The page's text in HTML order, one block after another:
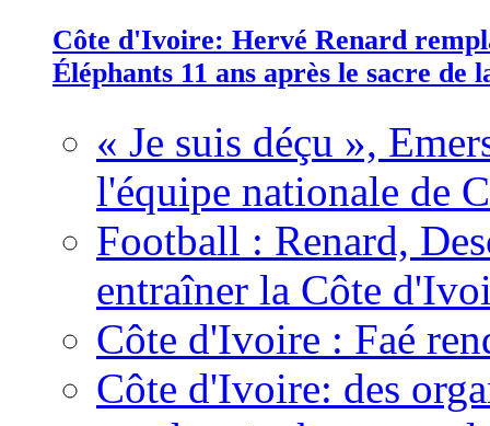
Côte d'Ivoire: Hervé Renard
Éléphants 11 ans après le sacre de
« Je suis déçu »,
l'équipe nationale de
Football : Renard,
entraîner la Côte
Côte d'Ivoire : Faé
Côte d'Ivoire: des